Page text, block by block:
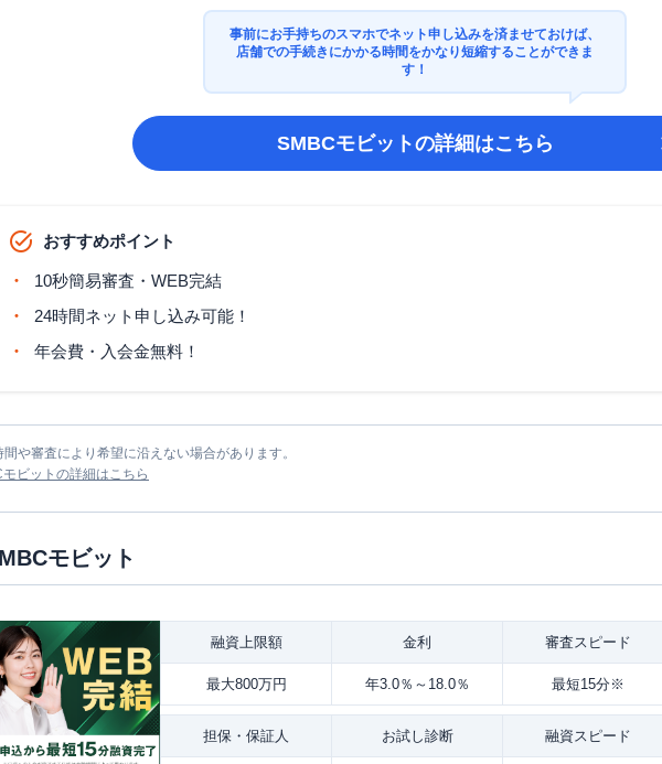
事前にお手持ちのスマホでネット申し込みを済ませておけば、
店舗での手続きにかかる時間をかなり短縮することができま
す！
SMBCモビットの詳細はこちら
おすすめポイント
10秒簡易審査・WEB完結
24時間ネット申し込み可能！
年会費・入会金無料！
間や審査により希望に沿えない場合があります。
ビット の詳細はこちら
モビット
融資上限額 金利 審査スピード
最大800万円 年3.0％～18.0％ 最短15分※
担保・ 保証人 お試し診断 融資スピード